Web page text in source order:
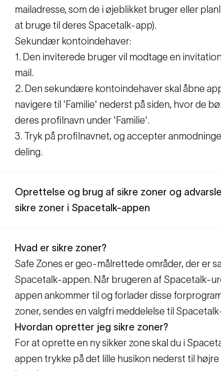
mailadresse, som de i øjeblikket bruger eller
at bruge til deres Spacetalk-app).
Sekundær kontoindehaver:
1. Den inviterede bruger vil modtage en
mail.
2. Den sekundære kontoindehaver skal åbne
navigere til 'Familie' nederst på siden, hvor de
deres profilnavn under 'Familie'.
3. Tryk på profilnavnet, og accepter
deling.
Oprettelse og brug af sikre zoner og
sikre zoner i Spacetalk-appen
Hvad er sikre zoner?
Safe Zones er geo-målrettede områder, der er
Spacetalk-appen. Når brugeren af Spacetalk-
appen ankommer til og forlader disse
zoner, sendes en valgfri meddelelse til
Hvordan opretter jeg sikre zoner?
For at oprette en ny sikker zone skal du i
appen trykke på det lille husikon nederst til højre